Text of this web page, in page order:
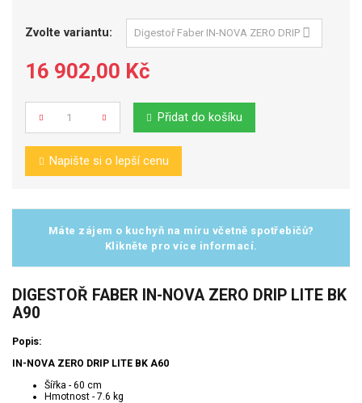
Zvolte variantu:
16 902,00 Kč
Počet Přidat do košíku
Napište si o lepší cenu
Máte zájem o kuchyň na míru včetně spotřebičů?
Klikněte pro více informací.
DIGESTOŘ FABER IN-NOVA ZERO DRIP LITE BK
A90
Popis:
IN-NOVA ZERO DRIP LITE BK A60
Šířka - 60 cm
Hmotnost - 7.6 kg